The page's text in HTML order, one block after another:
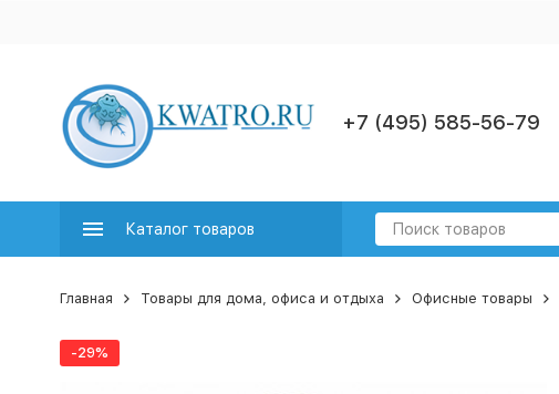
+7 (495) 585-56-79
Каталог товаров
Главная Товары для дома, офиса и отдыха Офисные товары
-29%